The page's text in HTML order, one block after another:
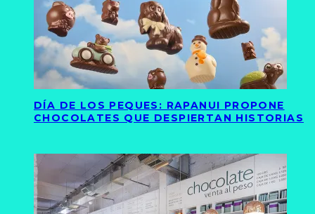
DÍA DE LOS PEQUES: RAPANUI PROPONE
CHOCOLATES QUE DESPIERTAN HISTORIAS